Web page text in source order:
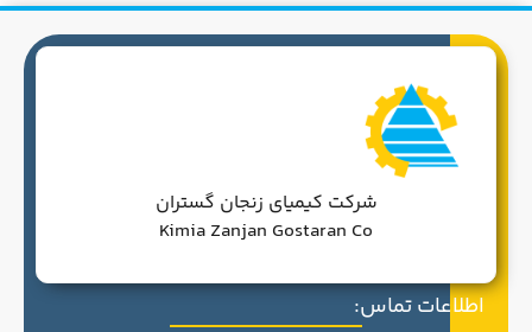
اطلاعات تماس:
شرکت کیمیای زنجان گستران
Kimia Zanjan Gostaran Co